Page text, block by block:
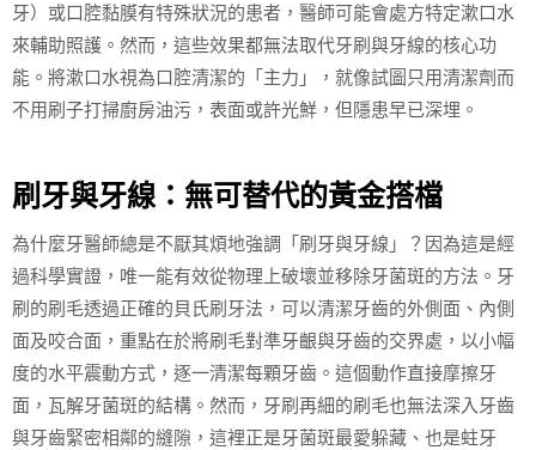
牙）或口腔黏膜有特殊狀況的患者，醫師可能會處方特定漱口水
來輔助照護。然而，這些效果都無法取代牙刷與牙線的核心功
能。將漱口水視為口腔清潔的「主力」，就像試圖只用清潔劑而
不用刷子打掃廚房油污，表面或許光鮮，但隱患早已深埋。
刷牙與牙線：無可替代的黃金搭檔
為什麼牙醫師總是不厭其煩地強調「刷牙與牙線」？因為這是經
過科學實證，唯一能有效從物理上破壞並移除牙菌斑的方法。牙
刷的刷毛透過正確的貝氏刷牙法，可以清潔牙齒的外側面、內側
面及咬合面，重點在於將刷毛對準牙齦與牙齒的交界處，以小幅
度的水平震動方式，逐一清潔每顆牙齒。這個動作直接摩擦牙
面，瓦解牙菌斑的結構。然而，牙刷再細的刷毛也無法深入牙齒
與牙齒緊密相鄰的縫隙，這裡正是牙菌斑最愛躲藏、也是蛀牙